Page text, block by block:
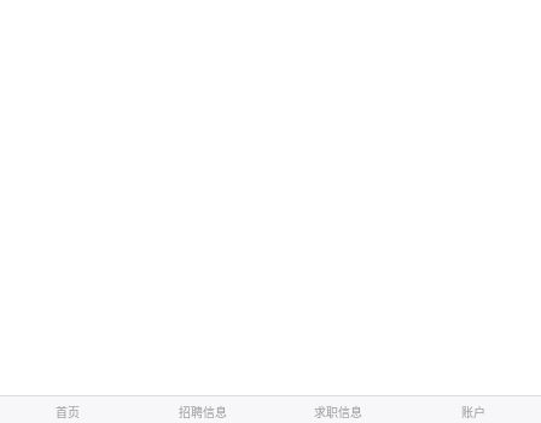
首页 招聘信息 求职信息 账户